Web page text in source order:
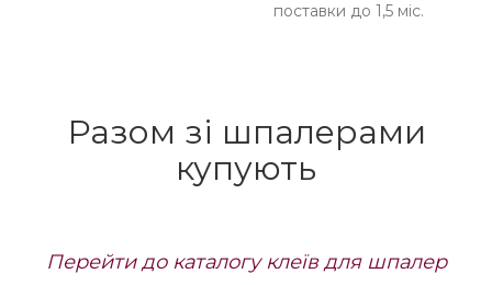
поставки до 1,5 міс.
Разом зі шпалерами
купують
Перейти до каталогу клеїв для шпалер